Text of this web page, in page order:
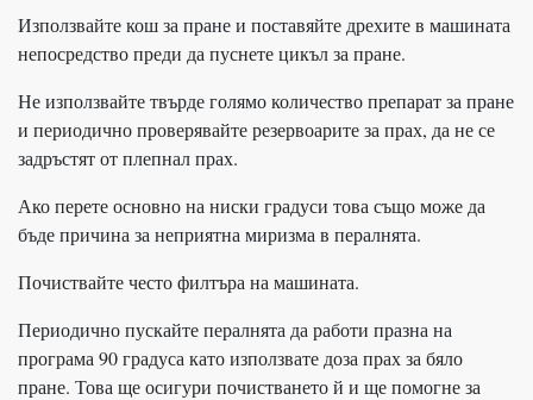
Използвайте кош за пране и поставяйте дрехите в машината
непосредство преди да пуснете цикъл за пране.
Не използвайте твърде голямо количество препарат за пране
и периодично проверявайте резервоарите за прах, да не се
задръстят от плепнал прах.
Ако перете основно на ниски градуси това също може да
бъде причина за неприятна миризма в пералнята.
Почиствайте често филтъра на машината.
Периодично пускайте пералнята да работи празна на
програма 90 градуса като използвате доза прах за бяло
пране. Това ще осигури почистването й и ще помогне за